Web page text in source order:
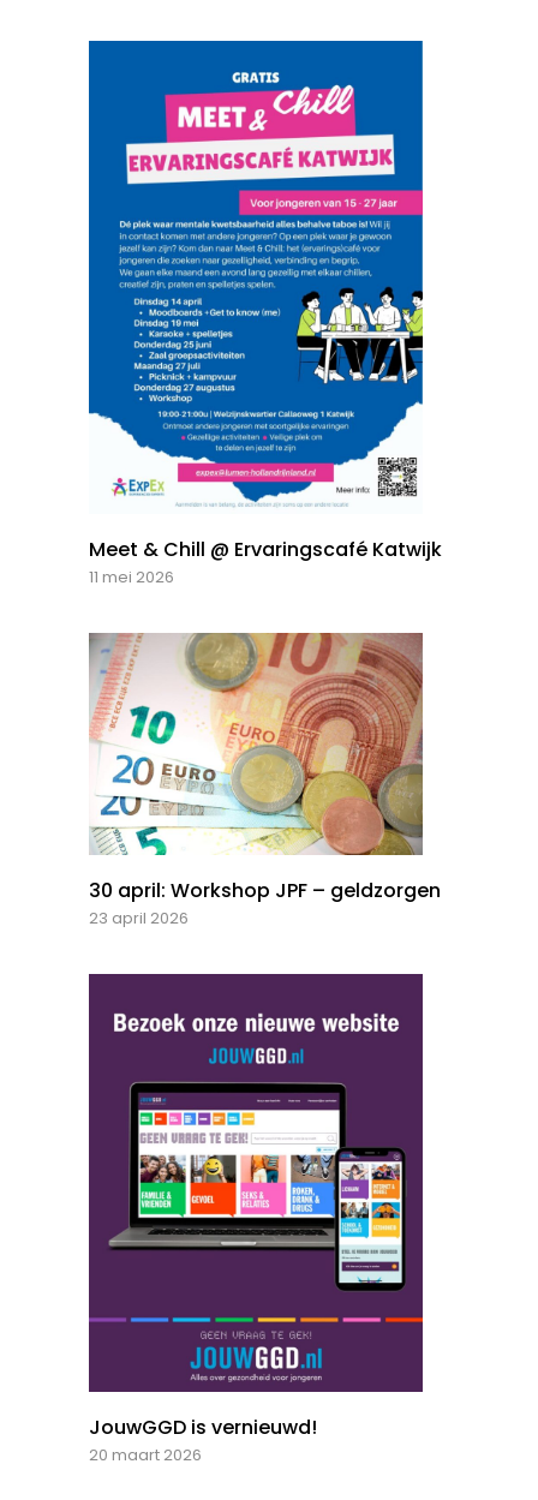
Meet & Chill @ Ervaringscafé Katwijk
11 mei 2026
30 april: Workshop JPF – geldzorgen
23 april 2026
JouwGGD is vernieuwd!
20 maart 2026